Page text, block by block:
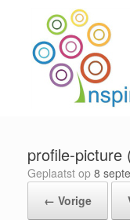
profile-picture
Geplaatst op 8
← Vorige